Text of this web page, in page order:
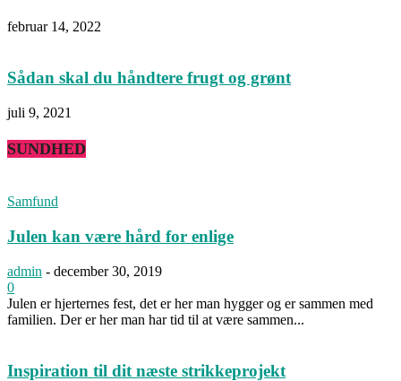
februar 14, 2022
Sådan skal du håndtere frugt og grønt
juli 9, 2021
SUNDHED
Samfund
Julen kan være hård for enlige
admin - december 30, 2019
0
Julen er hjerternes fest, det er her man hygger og er sammen med
familien. Der er her man har tid til at være sammen...
Inspiration til dit næste strikkeprojekt